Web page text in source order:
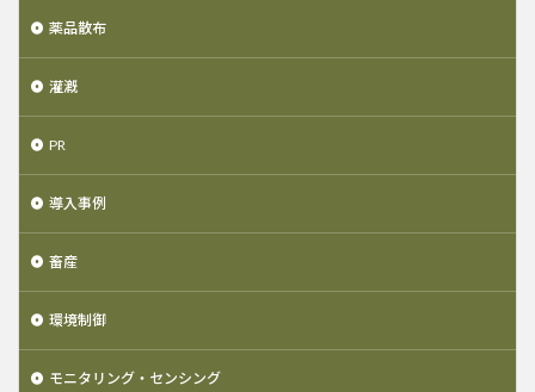
薬品散布
灌漑
PR
導入事例
畜産
環境制御
モニタリング・センシング